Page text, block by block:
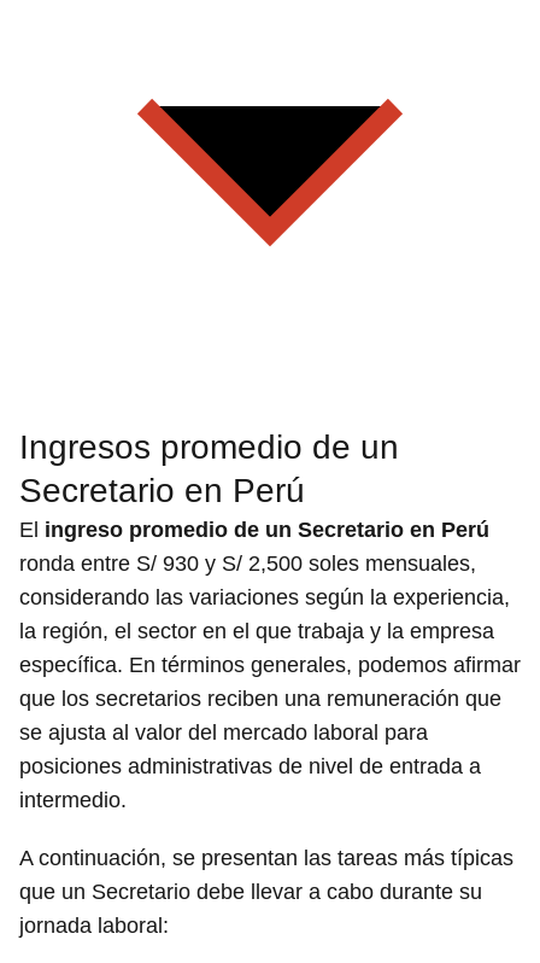
Ingresos promedio de un
Secretario en Perú
El ingreso promedio de un Secretario en Perú
ronda entre S/ 930 y S/ 2,500 soles mensuales,
considerando las variaciones según la experiencia,
la región, el sector en el que trabaja y la empresa
específica. En términos generales, podemos afirmar
que los secretarios reciben una remuneración que
se ajusta al valor del mercado laboral para
posiciones administrativas de nivel de entrada a
intermedio.
A continuación, se presentan las tareas más típicas
que un Secretario debe llevar a cabo durante su
jornada laboral: